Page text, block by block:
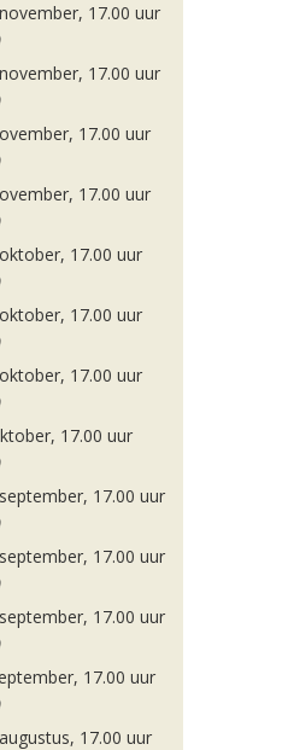
17.00 uur
17.00 uur
17.00 uur
17.00 uur
17.00 uur
17.00 uur
17.00 uur
17.00 uur
17.00 uur
17.00 uur
17.00 uur
17.00 uur
17.00 uur